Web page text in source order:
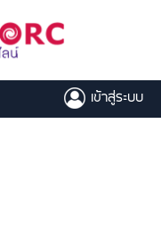
เข้าสู่ระบบ